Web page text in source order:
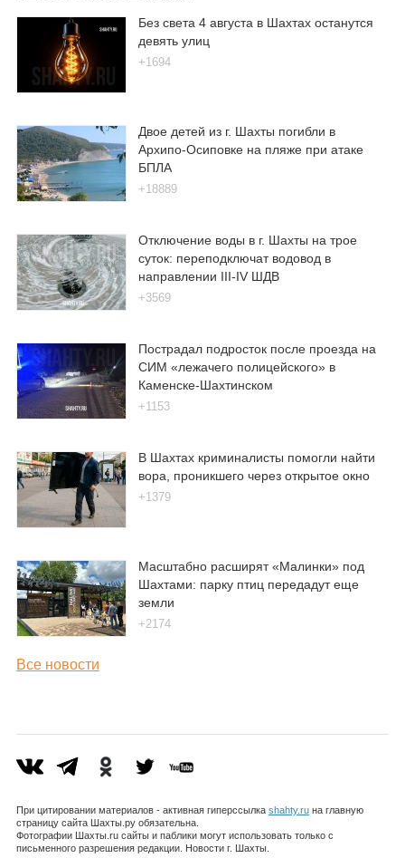
Без света 4 августа в Шахтах останутся
девять улиц
+1694
Двое детей из г. Шахты погибли в
Архипо-Осиповке на пляже при атаке
БПЛА
+18889
Отключение воды в г. Шахты на трое
суток: переподключат водовод в
направлении III-IV ШДВ
+3569
Пострадал подросток после проезда на
СИМ «лежачего полицейского» в
Каменске-Шахтинском
+1153
В Шахтах криминалисты помогли найти
вора, проникшего через открытое окно
+1379
Масштабно расширят «Малинки» под
Шахтами: парку птиц передадут еще
земли
+2174
Все новости
При цитировании материалов - активная гиперссылка shahty.ruна главную
страницу сайта Шахты.ру обязательна.
Фотографии Шахты.ru сайты и паблики могут использовать только с
письменного разрешения редакции. Новости г. Шахты.